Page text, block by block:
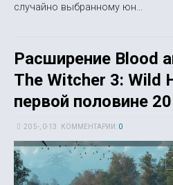
случайно выбранному юн...
Расширение Blood
The Witcher 3: Wild
первой половине
20 5-, 0-13 КОММЕНТАРИИ: 0